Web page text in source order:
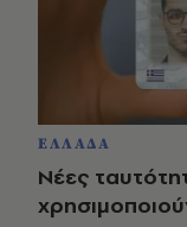
ΕΛΛΑΔΑ
Νέες